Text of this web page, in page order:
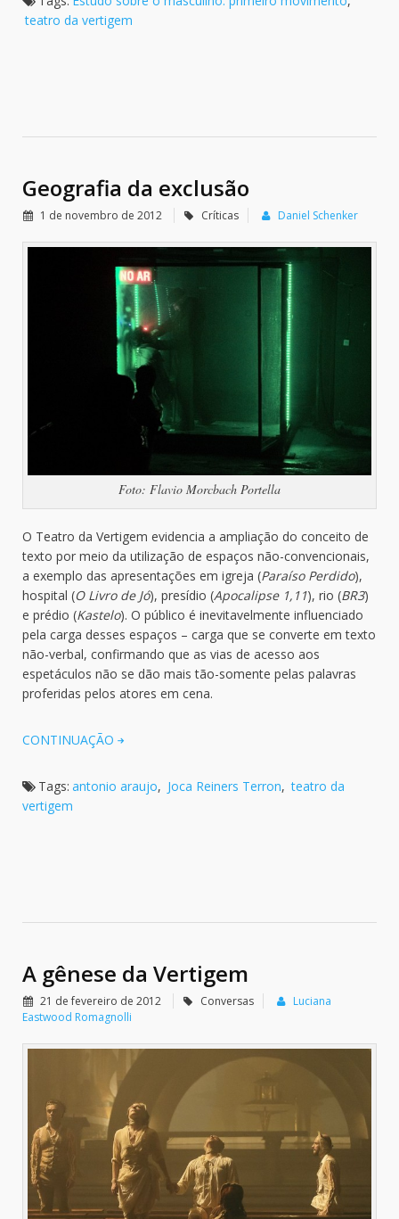
teatro da vertigem
Geografia da exclusão
1 de novembro de 2012 Críticas Daniel Schenker
Foto: Flavio Morcbach Portella
O Teatro da Vertigem evidencia a ampliação do conceito de
texto por meio da utilização de espaços não-convencionais,
a exemplo das apresentações em igreja (Paraíso Perdido),
hospital (O Livro de Jó), presídio (Apocalipse 1,11), rio (BR3)
e prédio (Kastelo). O público é inevitavelmente influenciado
pela carga desses espaços – carga que se converte em texto
não-verbal, confirmando que as vias de acesso aos
espetáculos não se dão mais tão-somente pelas palavras
proferidas pelos atores em cena.
CONTINUAÇÃO
Tags: antonio araujo, Joca Reiners Terron, teatro da
vertigem
A gênese da Vertigem
21 de fevereiro de 2012 Conversas
Luciana
Eastwood Romagnolli